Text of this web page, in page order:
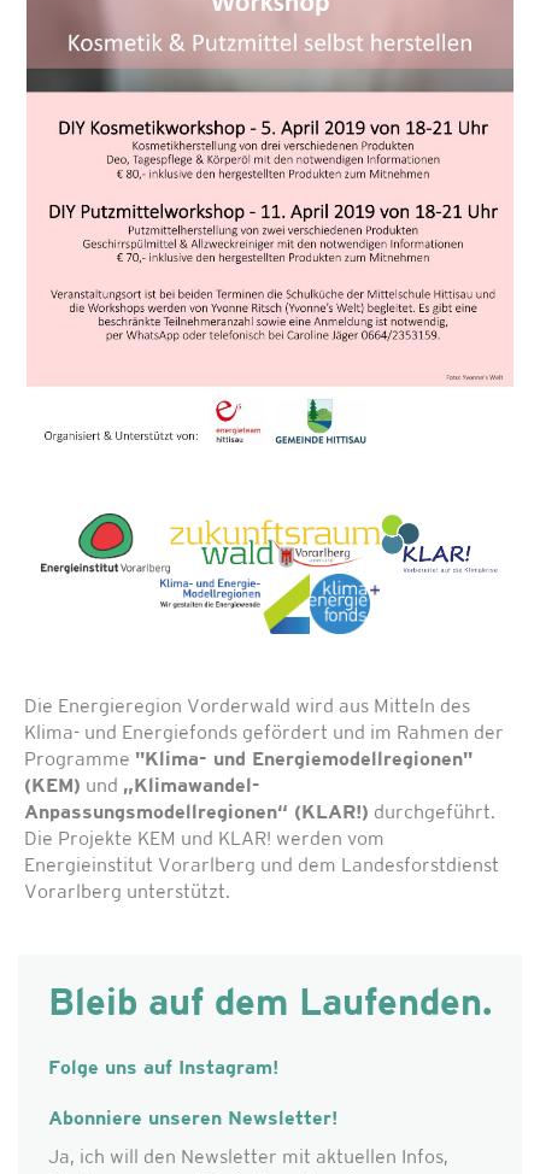
Die Energieregion Vorderwald wird aus Mitteln des
Klima- und Energiefonds gefördert und im Rahmen der
Programme "Klima- und Energiemodellregionen"
(KEM) und „Klimawandel-
Anpassungsmodellregionen“ (KLAR!) durchgeführt.
Die Projekte KEM und KLAR! werden vom
Energieinstitut Vorarlberg und dem Landesforstdienst
Vorarlberg unterstützt.
Bleib auf dem Laufenden.
Folge uns auf Instagram!
Abonniere unseren Newsletter!
Ja, ich will den Newsletter mit aktuellen Infos,